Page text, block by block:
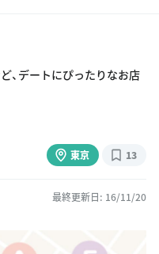
、デートにぴったりなお店
東京 13
最終更新日: 16/11/20